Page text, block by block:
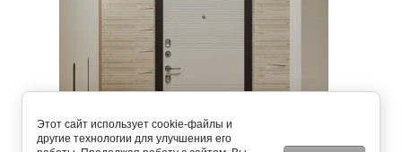
Этот сайт использует cookie-файлы и
другие технологии для улучшения его